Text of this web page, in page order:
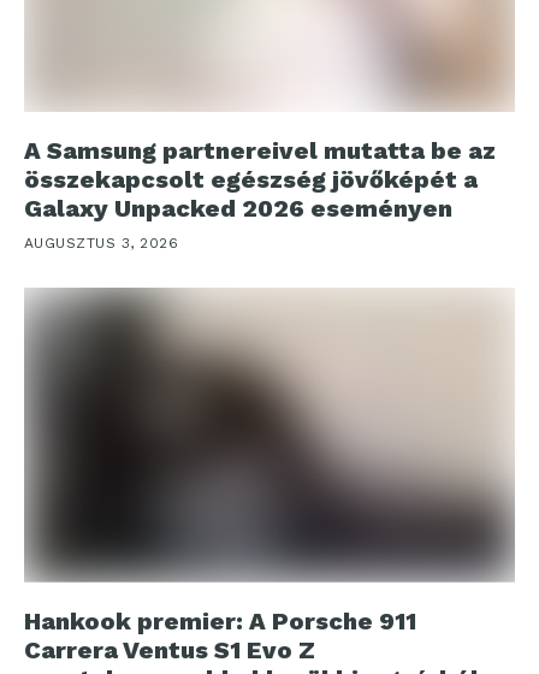
A Samsung partnereivel mutatta be az
összekapcsolt egészség jövőképét a
Galaxy Unpacked 2026 eseményen
AUGUSZTUS 3, 2026
Hankook premier: A Porsche 911
Carrera Ventus S1 Evo Z